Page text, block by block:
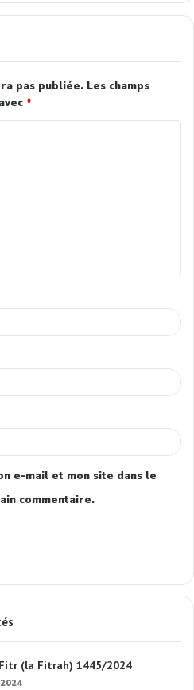
pas publiée. Les champs
*
e-mail et mon site dans le
commentaire.
(la Fitrah) 1445/2024